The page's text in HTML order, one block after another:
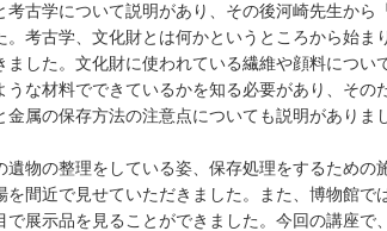
古学について説明があり、その後河崎先生から
考古学、文化財とは何かというところから始まり
した。文化財に使われている繊維や顔料につい
な材料でできているかを知る必要があり、その
属の保存方法の注意点についても説明がありま
物の整理をしている姿、保存処理をするための
間近で見せていただきました。また、博物館では
展示品を見ることができました。今回の講座で